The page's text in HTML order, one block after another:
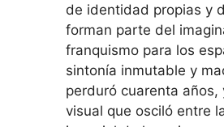
de identidad propias y
forman parte del
franquismo para los
sintonía inmutable y
perduró cuarenta años,
visual que osciló entre